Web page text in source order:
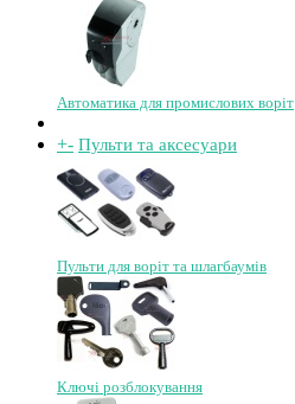
Автоматика для промислових воріт
+- Пульти та аксесуари
Пульти для воріт та шлагбаумів
Ключі розблокування